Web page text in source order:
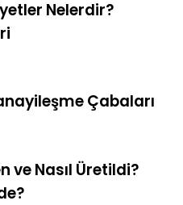
Nelerdir?
Çabaları
ve Nasıl Üretildi?